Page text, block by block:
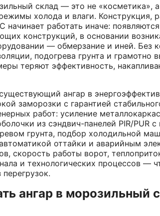
склад — это не «косметика»,
холода и влаги. Конструкция,
начинает работать иначе:
конструкций, в основании
— обмерзание и иней. Без
подогрева грунта и грамотно
теряют эффективность,
ангар в
заморозки с гарантией
работ: усиление
из сэндвич-панелей PIR/PUR
грунта, подбор холодильной
оттайки и аварийным
скорость работы ворот,
и технологических процессов —
ангар в морозильный